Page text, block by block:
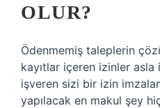
OLUR?
Ödenmemiş taleplerin
kayıtlar içeren izinler asla
işveren sizi bir izin
yapılacak en makul şey